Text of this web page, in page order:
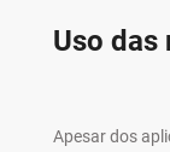
Uso das
Apesar dos